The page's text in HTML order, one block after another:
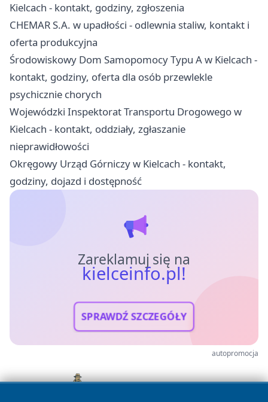
Kielcach - kontakt, godziny, zgłoszenia
CHEMAR S.A. w upadłości - odlewnia staliw, kontakt i
oferta produkcyjna
Środowiskowy Dom Samopomocy Typu A w Kielcach -
kontakt, godziny, oferta dla osób przewlekle
psychicznie chorych
Wojewódzki Inspektorat Transportu Drogowego w
Kielcach - kontakt, oddziały, zgłaszanie
nieprawidłowości
Okręgowy Urząd Górniczy w Kielcach - kontakt,
godziny, dojazd i dostępność
Zareklamuj się na
kielceinfo.pl!
SPRAWDŹ SZCZEGÓŁY
autopromocja